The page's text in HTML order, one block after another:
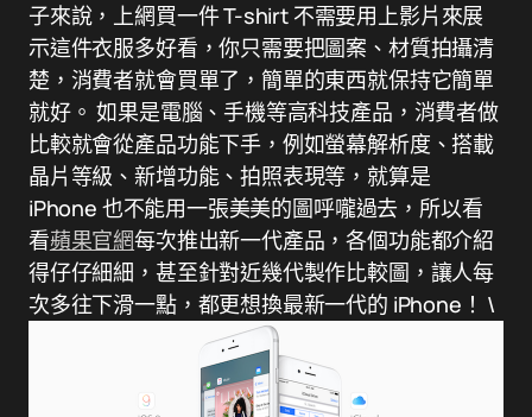
子來說，上網買一件 T-shirt 不需要用上影片來展
示這件衣服多好看，你只需要把圖案、材質拍攝清
楚，消費者就會買單了，簡單的東西就保持它簡單
就好。 如果是電腦、手機等高科技產品，消費者做
比較就會從產品功能下手，例如螢幕解析度、搭載
晶片等級、新增功能、拍照表現等，就算是
iPhone 也不能用一張美美的圖呼嚨過去，所以看
看蘋果官網每次推出新一代產品，各個功能都介紹
得仔仔細細，甚至針對近幾代製作比較圖，讓人每
次多往下滑一點，都更想換最新一代的 iPhone！ \